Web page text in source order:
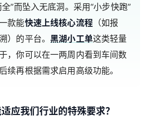
”而坠入无底洞。采用“小步快跑”
款能快速上线核心流程 （如报
）的平台。黑湖小工单这类轻量
，你可以在一两周内看到车间数
续再根据需求启用高级功能。
应我们行业的特殊要求？